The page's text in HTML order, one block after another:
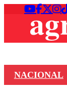
NACIONAL